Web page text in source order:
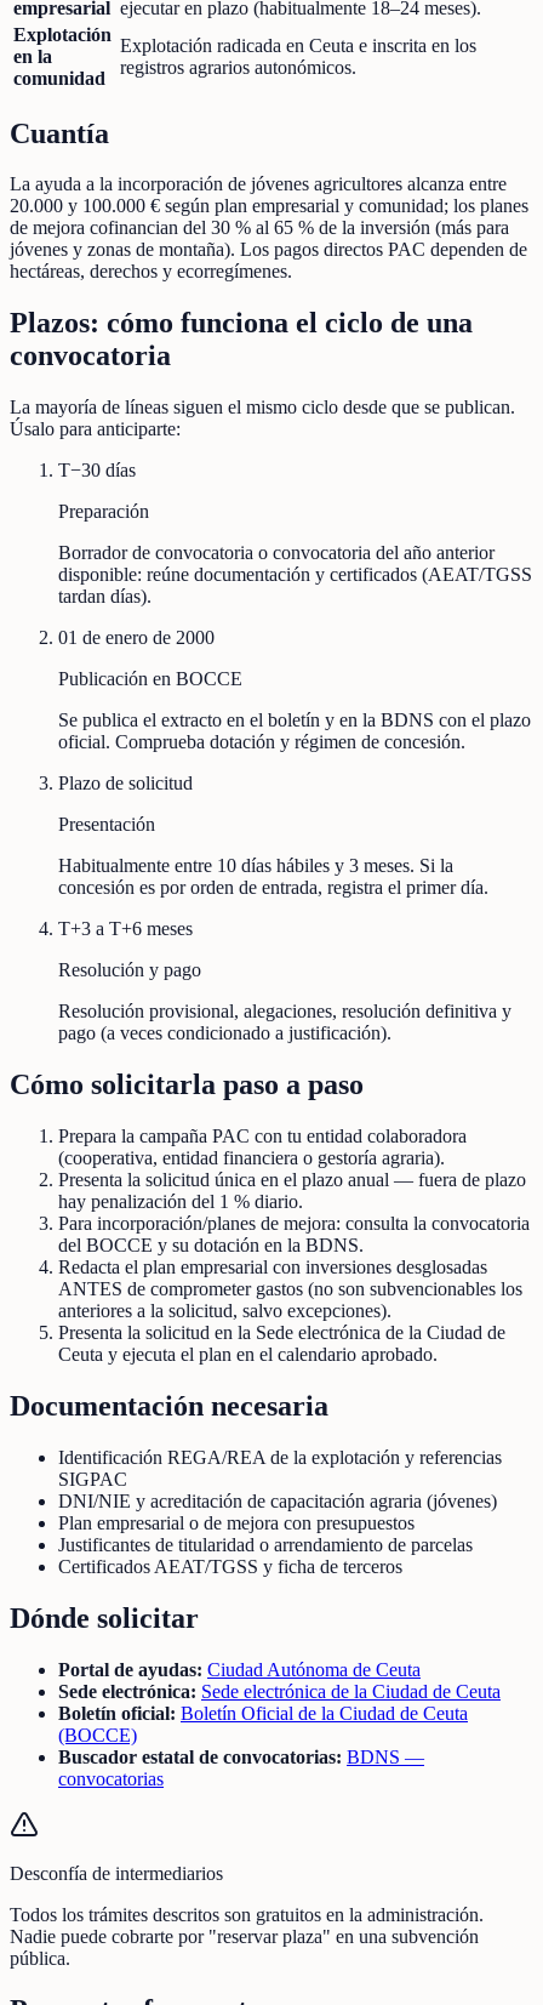
empresarial ejecutar en plazo (habitualmente 18–24 meses).
Explotación
en la
comunidad
Explotación radicada en Ceuta e inscrita en los
registros agrarios autonómicos.
Cuantía
La ayuda a la incorporación de jóvenes agricultores alcanza entre
20.000 y 100.000 € según plan empresarial y comunidad; los planes
de mejora cofinancian del 30 % al 65 % de la inversión (más para
jóvenes y zonas de montaña). Los pagos directos PAC dependen de
hectáreas, derechos y ecorregímenes.
Plazos: cómo funciona el ciclo de una
convocatoria
La mayoría de líneas siguen el mismo ciclo desde que se publican.
Úsalo para anticiparte:
T−30 días
Preparación
Borrador de convocatoria o convocatoria del año anterior
disponible: reúne documentación y certificados (AEAT/TGSS
tardan días).
01 de enero de 2000
Publicación en BOCCE
Se publica el extracto en el boletín y en la BDNS con el plazo
oficial. Comprueba dotación y régimen de concesión.
Plazo de solicitud
Presentación
Habitualmente entre 10 días hábiles y 3 meses. Si la
concesión es por orden de entrada, registra el primer día.
T+3 a T+6 meses
Resolución y pago
Resolución provisional, alegaciones, resolución definitiva y
pago (a veces condicionado a justificación).
Cómo solicitarla paso a paso
Prepara la campaña PAC con tu entidad colaboradora
(cooperativa, entidad financiera o gestoría agraria).
Presenta la solicitud única en el plazo anual — fuera de plazo
hay penalización del 1 % diario.
Para incorporación/planes de mejora: consulta la convocatoria
del BOCCE y su dotación en la BDNS.
Redacta el plan empresarial con inversiones desglosadas
ANTES de comprometer gastos (no son subvencionables los
anteriores a la solicitud, salvo excepciones).
Presenta la solicitud en la Sede electrónica de la Ciudad de
Ceuta y ejecuta el plan en el calendario aprobado.
Documentación necesaria
Identificación REGA/REA de la explotación y referencias
SIGPAC
DNI/NIE y acreditación de capacitación agraria (jóvenes)
Plan empresarial o de mejora con presupuestos
Justificantes de titularidad o arrendamiento de parcelas
Certificados AEAT/TGSS y ficha de terceros
Dónde solicitar
Portal de ayudas: Ciudad Autónoma de Ceuta
Sede electrónica: Sede electrónica de la Ciudad de Ceuta
Boletín oficial: Boletín Oficial de la Ciudad de Ceuta
(BOCCE)
Buscador estatal de convocatorias: BDNS —
convocatorias
Desconfía de intermediarios
Todos los trámites descritos son gratuitos en la administración.
Nadie puede cobrarte por "reservar plaza" en una subvención
pública.